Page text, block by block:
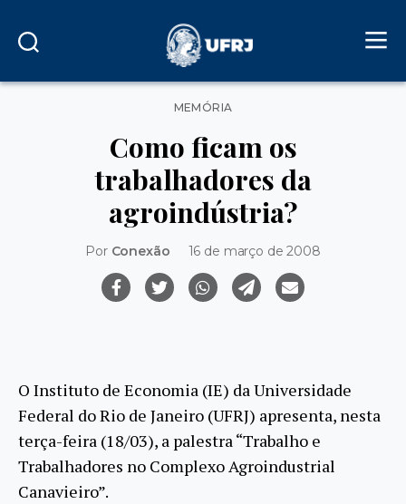
Categorias
MEMÓRIA
Como ficam os
trabalhadores da
agroindústria?
Por Conexão 16 de março de 2008
O Instituto de Economia (IE) da Universidade
Federal do Rio de Janeiro (UFRJ) apresenta, nesta
terça-feira (18/03), a palestra “Trabalho e
Trabalhadores no Complexo Agroindustrial
Canavieiro”.